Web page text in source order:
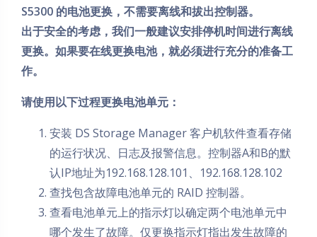
S5300 的电池更换，不需要离线和拔出控制器。
出于安全的考虑，我们一般建议安排停机时间进行离线
更换。如果要在线更换电池，就必须进行充分的准备工
作。
请使用以下过程更换电池单元：
安装 DS Storage Manager 客户机软件查看存储
的运行状况、日志及报警信息。控制器A和B的默
认IP地址为192.168.128.101、192.168.128.102
查找包含故障电池单元的 RAID 控制器。
查看电池单元上的指示灯以确定两个电池单元中
哪个发生了故障。仅更换指示灯指出发生故障的